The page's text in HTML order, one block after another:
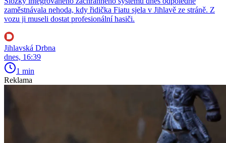
zaměstnávala nehoda, kdy řidička Fiatu sjela v Jihlavě ze stráně. Z
vozu ji museli dostat profesionální hasiči.
Jihlavská Drbna
dnes, 16:39
1 min
Reklama